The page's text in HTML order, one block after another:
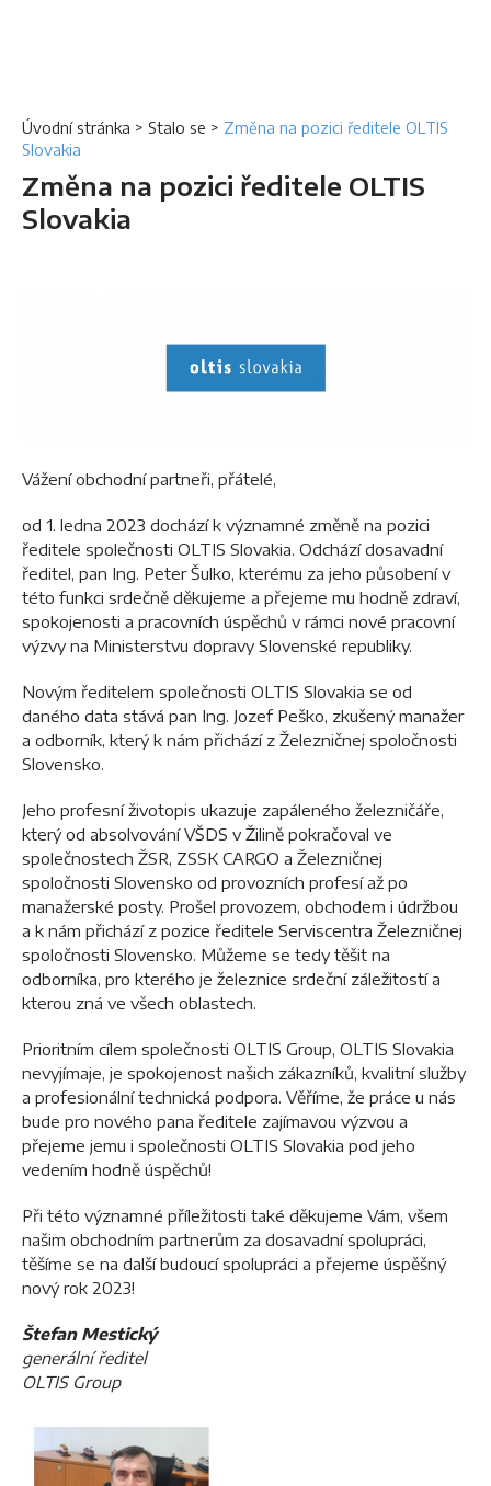
Úvodní stránka > Stalo se > Změna na pozici ředitele OLTIS
Slovakia
Změna na pozici ředitele OLTIS
Slovakia
Vážení obchodní partneři, přátelé,
od 1. ledna 2023 dochází k významné změně na pozici
ředitele společnosti OLTIS Slovakia. Odchází dosavadní
ředitel, pan Ing. Peter Šulko, kterému za jeho působení v
této funkci srdečně děkujeme a přejeme mu hodně zdraví,
spokojenosti a pracovních úspěchů v rámci nové pracovní
výzvy na Ministerstvu dopravy Slovenské republiky.
Novým ředitelem společnosti OLTIS Slovakia se od
daného data stává pan Ing. Jozef Peško, zkušený manažer
a odborník, který k nám přichází z Železničnej spoločnosti
Slovensko.
Jeho profesní životopis ukazuje zapáleného železničáře,
který od absolvování VŠDS v Žilině pokračoval ve
společnostech ŽSR, ZSSK CARGO a Železničnej
spoločnosti Slovensko od provozních profesí až po
manažerské posty. Prošel provozem, obchodem i údržbou
a k nám přichází z pozice ředitele Serviscentra Železničnej
spoločnosti Slovensko. Můžeme se tedy těšit na
odborníka, pro kterého je železnice srdeční záležitostí a
kterou zná ve všech oblastech.
Prioritním cílem společnosti OLTIS Group, OLTIS Slovakia
nevyjímaje, je spokojenost našich zákazníků, kvalitní služby
a profesionální technická podpora. Věříme, že práce u nás
bude pro nového pana ředitele zajímavou výzvou a
přejeme jemu i společnosti OLTIS Slovakia pod jeho
vedením hodně úspěchů!
Při této významné příležitosti také děkujeme Vám, všem
našim obchodním partnerům za dosavadní spolupráci,
těšíme se na další budoucí spolupráci a přejeme úspěšný
nový rok 2023!
Štefan Mestický
generální ředitel
OLTIS Group